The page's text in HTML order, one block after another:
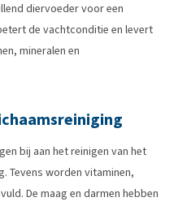
diervoeder voor een
de vachtconditie en levert
mineralen en
bij aan het reinigen van het
Tevens worden vitaminen,
De maag en darmen hebben